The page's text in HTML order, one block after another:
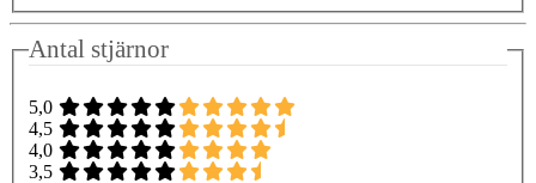
Antal stjärnor
5,0
4,5
4,0
3,5